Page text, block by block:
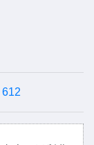
612